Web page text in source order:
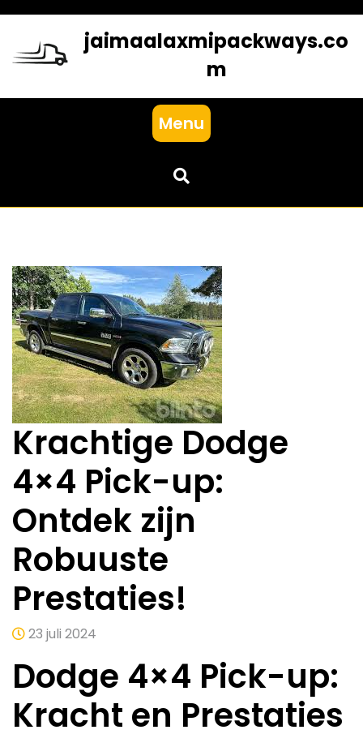
content
jaimaalaxmipackways.co
m
Menu
Krachtige Dodge
4×4 Pick-up:
Ontdek zijn
Robuuste
Prestaties!
23 juli 2024
Dodge 4×4 Pick-up:
Kracht en Prestaties